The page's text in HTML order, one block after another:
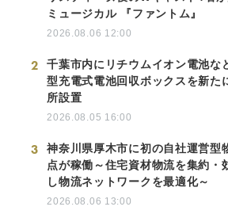
ミュージカル 『ファントム』
2026.08.06 12:00
2
千葉市内にリチウムイオン電池な
型充電式電池回収ボックスを新た
所設置
2026.08.05 16:00
3
神奈川県厚木市に初の自社運営型
点が稼働～住宅資材物流を集約・
し物流ネットワークを最適化～
2026.08.06 13:00